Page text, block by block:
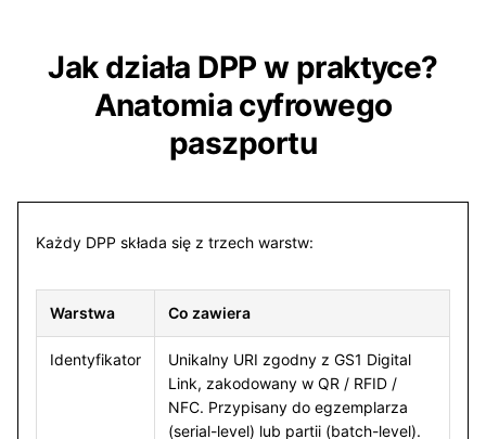
Jak działa DPP w praktyce?
Anatomia cyfrowego
paszportu
Każdy DPP składa się z trzech warstw:
Warstwa Co zawiera
Identyfikator
Unikalny URI zgodny z GS1 Digital
Link, zakodowany w QR / RFID /
NFC. Przypisany do egzemplarza
(serial-level) lub partii (batch-level).